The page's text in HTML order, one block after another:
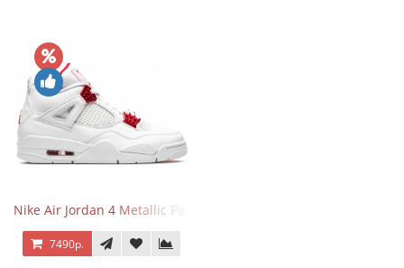
Nike Air Jordan 4 Metallic Pack University Red
7490р.